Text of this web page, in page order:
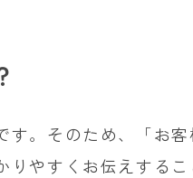
す。そのため、「お客
りやすくお伝えするこ